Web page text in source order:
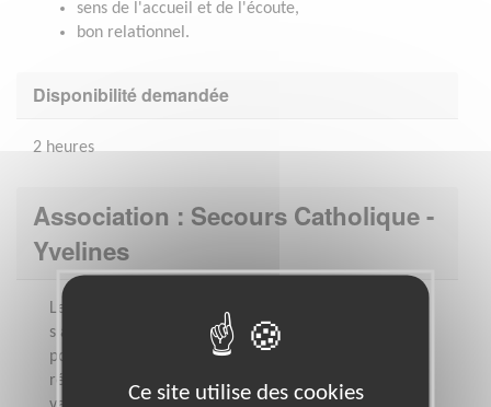
sens de l'accueil et de l'écoute,
bon relationnel.
Disponibilité demandée
2 heures
Association : Secours Catholique -
Yvelines
Le Secours Catholique a pour objectif de
s'associer avec les personnes en difficulté
pour ensemble chercher les moyens de
résoudre leurs difficultés et mettre en
Ce site utilise des cookies